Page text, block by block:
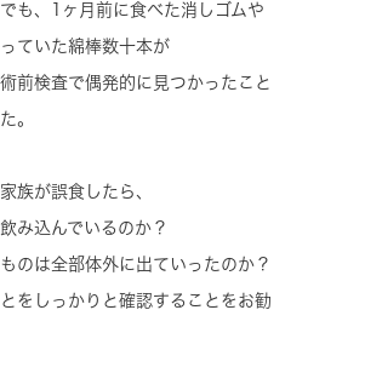
も、1ヶ月前に食べた消しゴムや
ていた綿棒数十本が
前検査で偶発的に見つかったこと
。
族が誤食したら、
み込んでいるのか？
のは全部体外に出ていったのか？
をしっかりと確認することをお勧